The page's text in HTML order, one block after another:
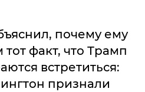
почему ему
факт, что Трамп
встретиться:
признали